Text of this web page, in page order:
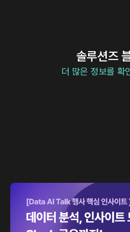
솔루션즈
더 많은 정보를 확
데이터 인사이트 도출부터
반응이 좋았던 MCP 세션을 다